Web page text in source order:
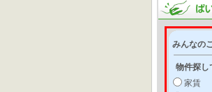
みんなの
物件探し
家賃